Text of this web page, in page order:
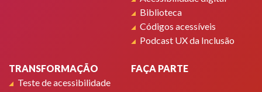
Biblioteca
Códigos acessíveis
Podcast UX da Inclusão
TRANSFORMAÇÃO
Teste de acessibilidade
FAÇA PARTE